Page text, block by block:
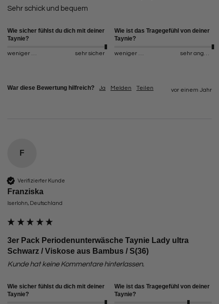
Sehr schick und bequem
Wie sicher fühlst du dich mit deiner
Taynie?
weniger sicher sehr sicher
Wie ist das Tragegefühl von deiner
Taynie?
weniger angenehm sehr angenehm
War diese Bewertung hilfreich? Ja Melden Teilen vor einem Jahr
F
Verifizierter Kunde
Franziska
Iserlohn, Deutschland
3er Pack Periodenunterwäsche Taynie Lady ultra
Schwarz / Viskose aus Bambus / S(36)
Kunde hat keine Kommentare hinterlassen.
Wie sicher fühlst du dich mit deiner
Taynie?
Wie ist das Tragegefühl von deiner
Taynie?